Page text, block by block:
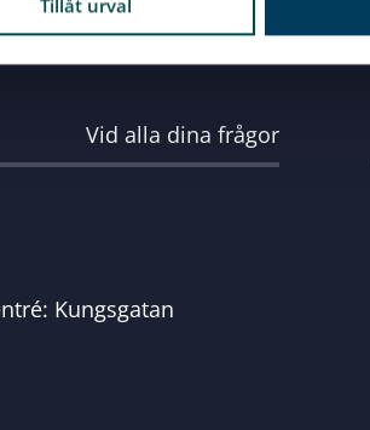
Tillåt urval
Vid alla dina frågor
Kungsgatan